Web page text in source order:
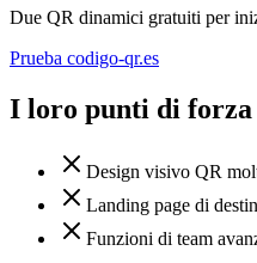
Due QR dinamici gratuiti per
Prueba codigo-qr.es
I loro punti di forza
Design visivo QR
Landing page di
Funzioni di team